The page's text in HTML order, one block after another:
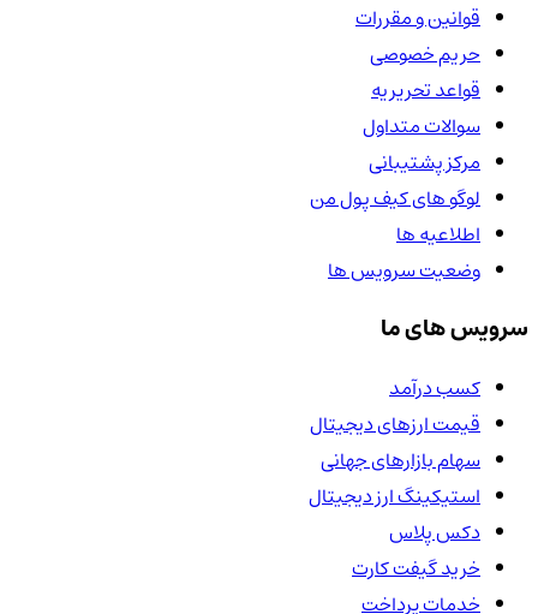
قوانین و مقررات
حریم خصوصی
قواعد تحریریه
سوالات متداول
مرکز پشتیبانی
لوگو های کیف پول من
اطلاعیه ها
وضعیت سرویس ها
سرویس های ما
کسب درآمد
قیمت ارزهای دیجیتال
سهام بازارهای جهانی
استیکینگ ارز دیجیتال
دکس پلاس
خرید گیفت کارت
خدمات پرداخت